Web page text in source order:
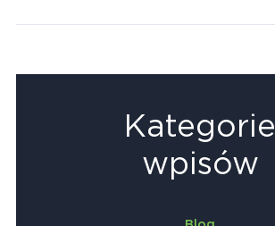
Kategorie
wpisów